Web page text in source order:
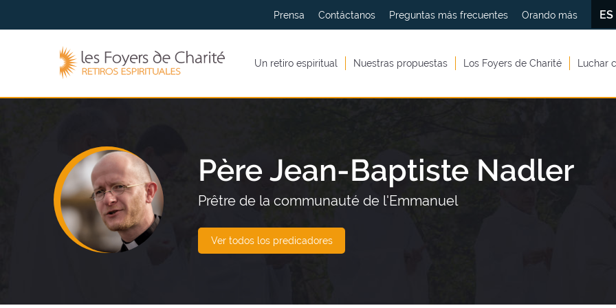
menu
contenidos
Prensa Contáctanos Preguntas más frecuentes Orando más ES
inicio)
Un retiro espiritual Nuestras propuestas Los Foyers de Charité Luchar
Père Jean-Baptiste Nadler
Prêtre de la communauté de l'Emmanuel
Ver todos los predicadores